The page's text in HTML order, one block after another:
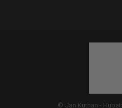
© Jan Kuthan -